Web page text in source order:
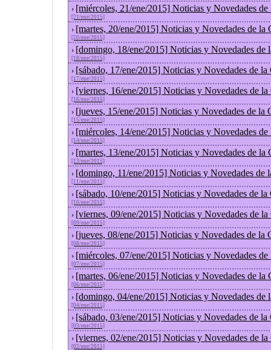
› [miércoles, 21/ene/2015] Noticias y Novedades
[21/ene/2015]
› [martes, 20/ene/2015] Noticias y Novedades de la
[20/ene/2015]
› [domingo, 18/ene/2015] Noticias y Novedades de
[18/ene/2015]
› [sábado, 17/ene/2015] Noticias y Novedades de la
[17/ene/2015]
› [viernes, 16/ene/2015] Noticias y Novedades de
[16/ene/2015]
› [jueves, 15/ene/2015] Noticias y Novedades de la
[15/ene/2015]
› [miércoles, 14/ene/2015] Noticias y Novedades
[14/ene/2015]
› [martes, 13/ene/2015] Noticias y Novedades de la
[13/ene/2015]
› [domingo, 11/ene/2015] Noticias y Novedades de
[11/ene/2015]
› [sábado, 10/ene/2015] Noticias y Novedades de la
[10/ene/2015]
› [viernes, 09/ene/2015] Noticias y Novedades de
[09/ene/2015]
› [jueves, 08/ene/2015] Noticias y Novedades de la
[08/ene/2015]
› [miércoles, 07/ene/2015] Noticias y Novedades
[07/ene/2015]
› [martes, 06/ene/2015] Noticias y Novedades de la
[06/ene/2015]
› [domingo, 04/ene/2015] Noticias y Novedades de
[04/ene/2015]
› [sábado, 03/ene/2015] Noticias y Novedades de la
[03/ene/2015]
› [viernes, 02/ene/2015] Noticias y Novedades de
[02/ene/2015]